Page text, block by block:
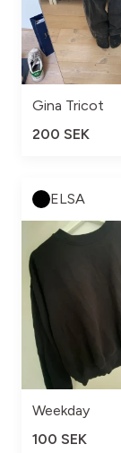
Gina Tricot
200 SEK
ELSA
Weekday
100 SEK